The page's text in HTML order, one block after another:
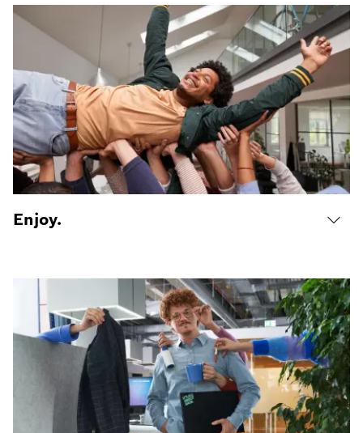
Enjoy.